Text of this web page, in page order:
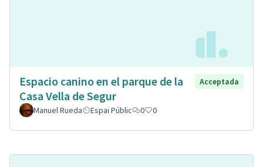
Espacio canino en el parque de la
Casa Vella de Segur
Acceptada
Manuel Rueda Espai Públic 0 0